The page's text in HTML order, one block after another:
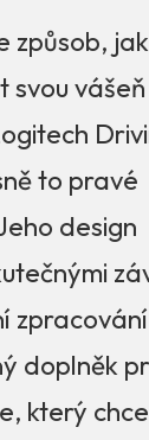
způsob,
svou
to pravé
design
doplněk
který